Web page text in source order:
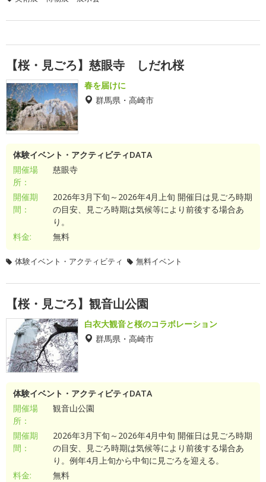
【桜・見ごろ】慈眼寺 しだれ桜
春を届けに
群馬県・高崎市
体験イベント・アクティビティDATA
開催場
所：
慈眼寺
開催期
間：
2026年3月下旬～2026年4月上旬 開催日は見ごろ時期
の目安、見ごろ時期は気候等により前後する場合あ
り。
料金:
無料
体験イベント・アクティビティ 無料イベント
【桜・見ごろ】観音山公園
白衣大観音と桜のコラボレーション
群馬県・高崎市
体験イベント・アクティビティDATA
開催場
所：
観音山公園
開催期
間：
2026年3月下旬～2026年4月中旬 開催日は見ごろ時期
の目安、見ごろ時期は気候等により前後する場合あ
り。例年4月上旬から中旬に見ごろを迎える。
料金:
無料